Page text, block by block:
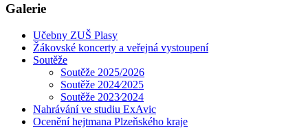
Galerie
Učebny ZUŠ Plasy
Žákovské koncerty a veřejná vystoupení
Soutěže
Soutěže 2025/2026
Soutěže 2024⁄2025
Soutěže 2023⁄2024
Nahrávání ve studiu ExAvic
Ocenění hejtmana Plzeňského kraje